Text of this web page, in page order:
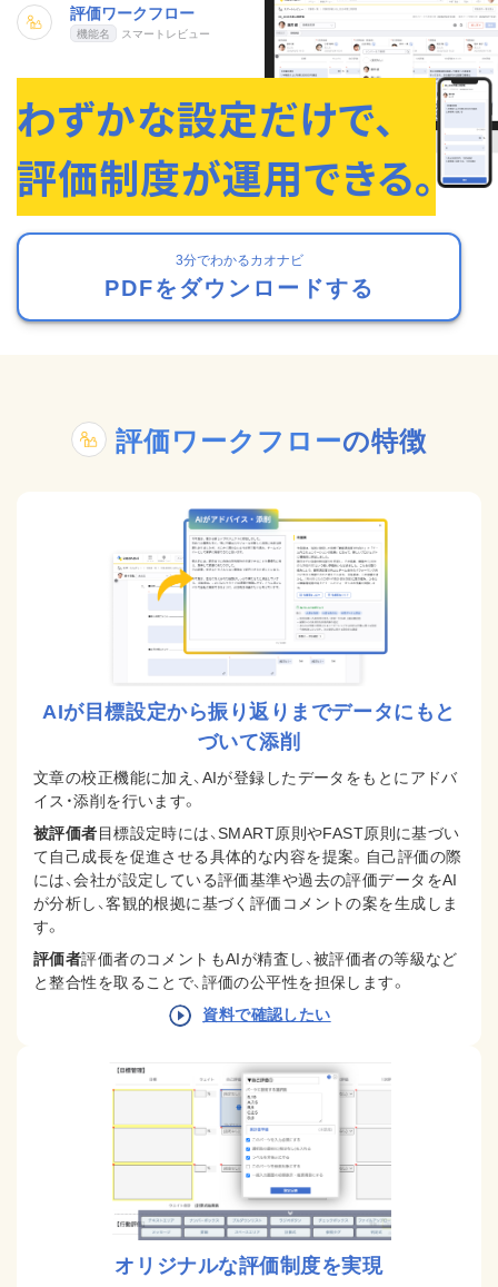
評価ワークフロー
スマートレビュー
わずかな設定だけで、
評価制度が運用できる。
3分でわかるカオナビ
PDFをダウンロードする
評価ワークフローの特徴
AIが目標設定から振り返りまでデータにもと
づいて添削
文章の校正機能に加え、AIが登録したデータをもとにアドバ
イス・添削を行います。
被評価者目標設定時には、SMART原則やFAST原則に基づい
て自己成長を促進させる具体的な内容を提案。 自己評価の際
には、会社が設定している評価基準や過去の評価データをAI
が分析し、客観的根拠に基づく評価コメントの案を生成しま
す。
評価者評価者のコメントもAIが精査し、被評価者の等級など
と整合性を取ることで、評価の公平性を担保します。
資料で確認したい
オリジナルな評価制度を実現